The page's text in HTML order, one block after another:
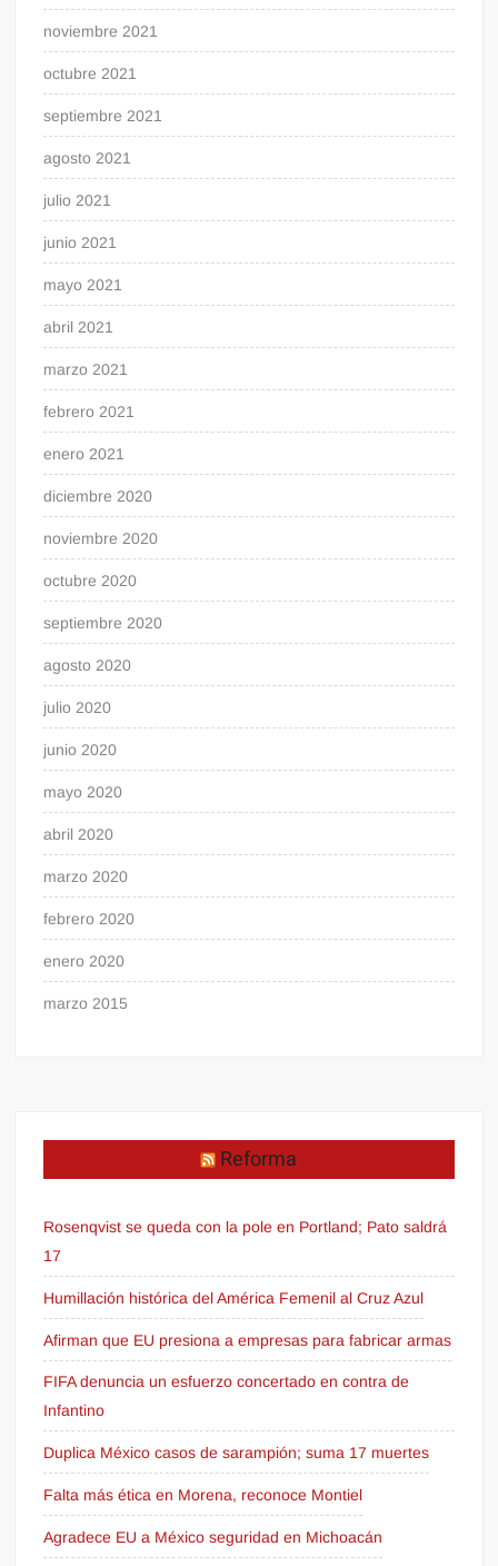
noviembre 2021
octubre 2021
septiembre 2021
agosto 2021
julio 2021
junio 2021
mayo 2021
abril 2021
marzo 2021
febrero 2021
enero 2021
diciembre 2020
noviembre 2020
octubre 2020
septiembre 2020
agosto 2020
julio 2020
junio 2020
mayo 2020
abril 2020
marzo 2020
febrero 2020
enero 2020
marzo 2015
Reforma
Rosenqvist se queda con la pole en Portland; Pato saldrá
17
Humillación histórica del América Femenil al Cruz Azul
Afirman que EU presiona a empresas para fabricar armas
FIFA denuncia un esfuerzo concertado en contra de
Infantino
Duplica México casos de sarampión; suma 17 muertes
Falta más ética en Morena, reconoce Montiel
Agradece EU a México seguridad en Michoacán